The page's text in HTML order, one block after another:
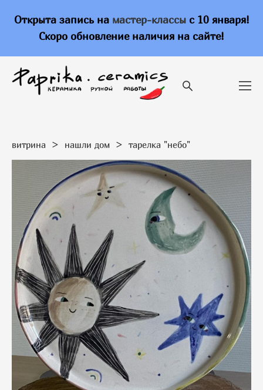
Открыта запись на мастер-классыс 10 января!
Скоро обновление наличия на сайте!
витрина > нашли дом > тарелка "небо"